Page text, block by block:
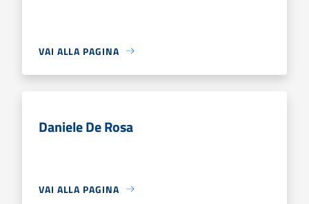
VAI ALLA PAGINA
Daniele De Rosa
VAI ALLA PAGINA